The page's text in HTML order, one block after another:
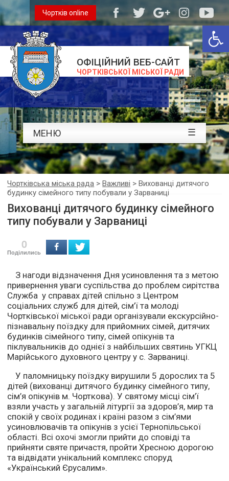
ОФІЦІЙНИЙ ВЕБ-САЙТ
ЧОРТКІВСЬКОЇ МІСЬКОЇ РАДИ
Чортків online
МЕНЮ ☰
Чортківська міська рада >Важливі >Вихованці дитячого
будинку сімейного типу побували у Зарваниці
Вихованці дитячого будинку сімейного
типу побували у Зарваниці
0
Поділились
З нагоди відзначення Дня усиновлення та з метою
привернення уваги суспільства до проблем сирітства
Служба у справах дітей спільно з Центром
соціальних служб для дітей, сім’ї та молоді
Чортківської міської ради організували екскурсійно-
пізнавальну поїздку для прийомних сімей, дитячих
будинків сімейного типу, сімей опікунів та
піклувальників до однієї з найбільших святинь УГКЦ
Марійського духовного центру у с. Зарваниці.
У паломницьку поїздку вирушили 5 дорослих та 5
дітей (вихованці дитячого будинку сімейного типу,
сім’я опікунів м. Чорткова). У святому місці сім’ї
взяли участь у загальній літургії за здоров’я, мир та
спокій у своїх родинах і країні разом з сім’ями
усиновлювачів та опікунів з усієї Тернопільської
області. Всі охочі змогли прийти до сповіді та
прийняти святе причастя, пройти Хресною дорогою
та відвідати унікальний комплекс споруд
«Український Єрусалим».